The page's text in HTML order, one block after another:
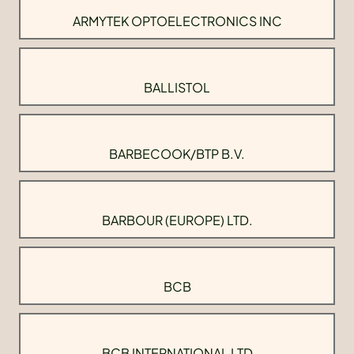
ARMYTEK OPTOELECTRONICS INC
BALLISTOL
BARBECOOK/BTP B.V.
BARBOUR (EUROPE) LTD.
BCB